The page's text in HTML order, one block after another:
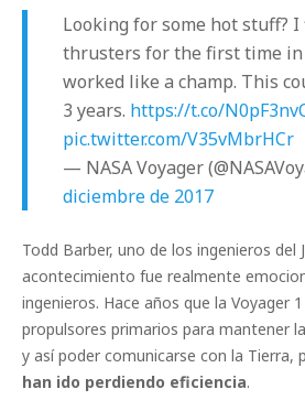
Looking for some hot stuff?
thrusters for the first time in
worked like a champ. This
3 years. https://t.co/
pic.twitter.com/V35vMbrHCr
— NASA Voyager
diciembre de 2017
Todd Barber, uno de los ingenieros del
acontecimiento fue realmente
ingenieros. Hace años que la Voyager
propulsores primarios para mantener
y así poder comunicarse con la Tierra,
han ido perdiendo eficiencia.